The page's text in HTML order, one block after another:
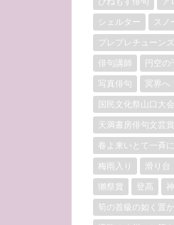
シェルター
スノ
プレプレチューンズ
俳句講師
円空の
写真俳句
冥界へ
国民文化祭山口大
天満書房俳句文芸賞
春よ来いとて一斉
梅雨入り
滑り台
獺祭賞
登高
筍の首級の如く置